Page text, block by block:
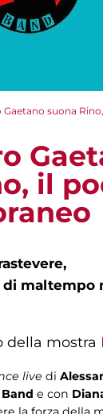
Gaetano suona
il
maltempo
della mostra
live di
e con